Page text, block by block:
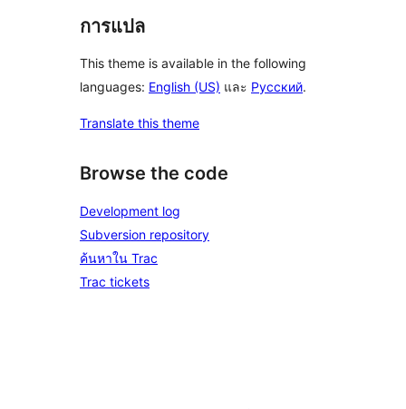
การแปล
This theme is available in the following
languages: English (US) และ Русский.
Translate this theme
Browse the code
Development log
Subversion repository
ค้นหาใน Trac
Trac tickets